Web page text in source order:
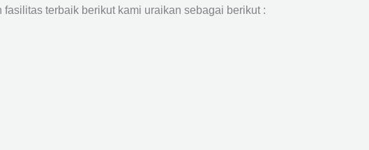
terbaik berikut kami uraikan sebagai berikut :